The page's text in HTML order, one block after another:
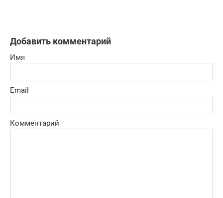
Добавить комментарий
Имя
Email
Комментарий